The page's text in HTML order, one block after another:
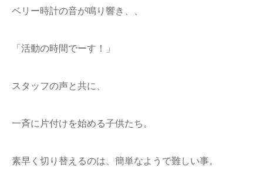
ベリー時計の音が鳴り響き、、
「活動の時間でーす！」
スタッフの声と共に、
一斉に片付けを始める子供たち。
素早く切り替えるのは、簡単なようで難しい事。